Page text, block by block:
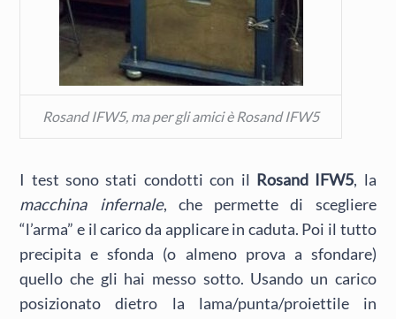
Rosand IFW5, ma per gli amici è Rosand IFW5
I test sono stati condotti con il Rosand IFW5, la
macchina infernale, che permette di scegliere
“l’arma” e il carico da applicare in caduta. Poi il tutto
precipita e sfonda (o almeno prova a sfondare)
quello che gli hai messo sotto. Usando un carico
posizionato dietro la lama/punta/proiettile in